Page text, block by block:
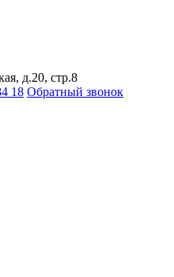
д.20, стр.8
18 Обратный звонок